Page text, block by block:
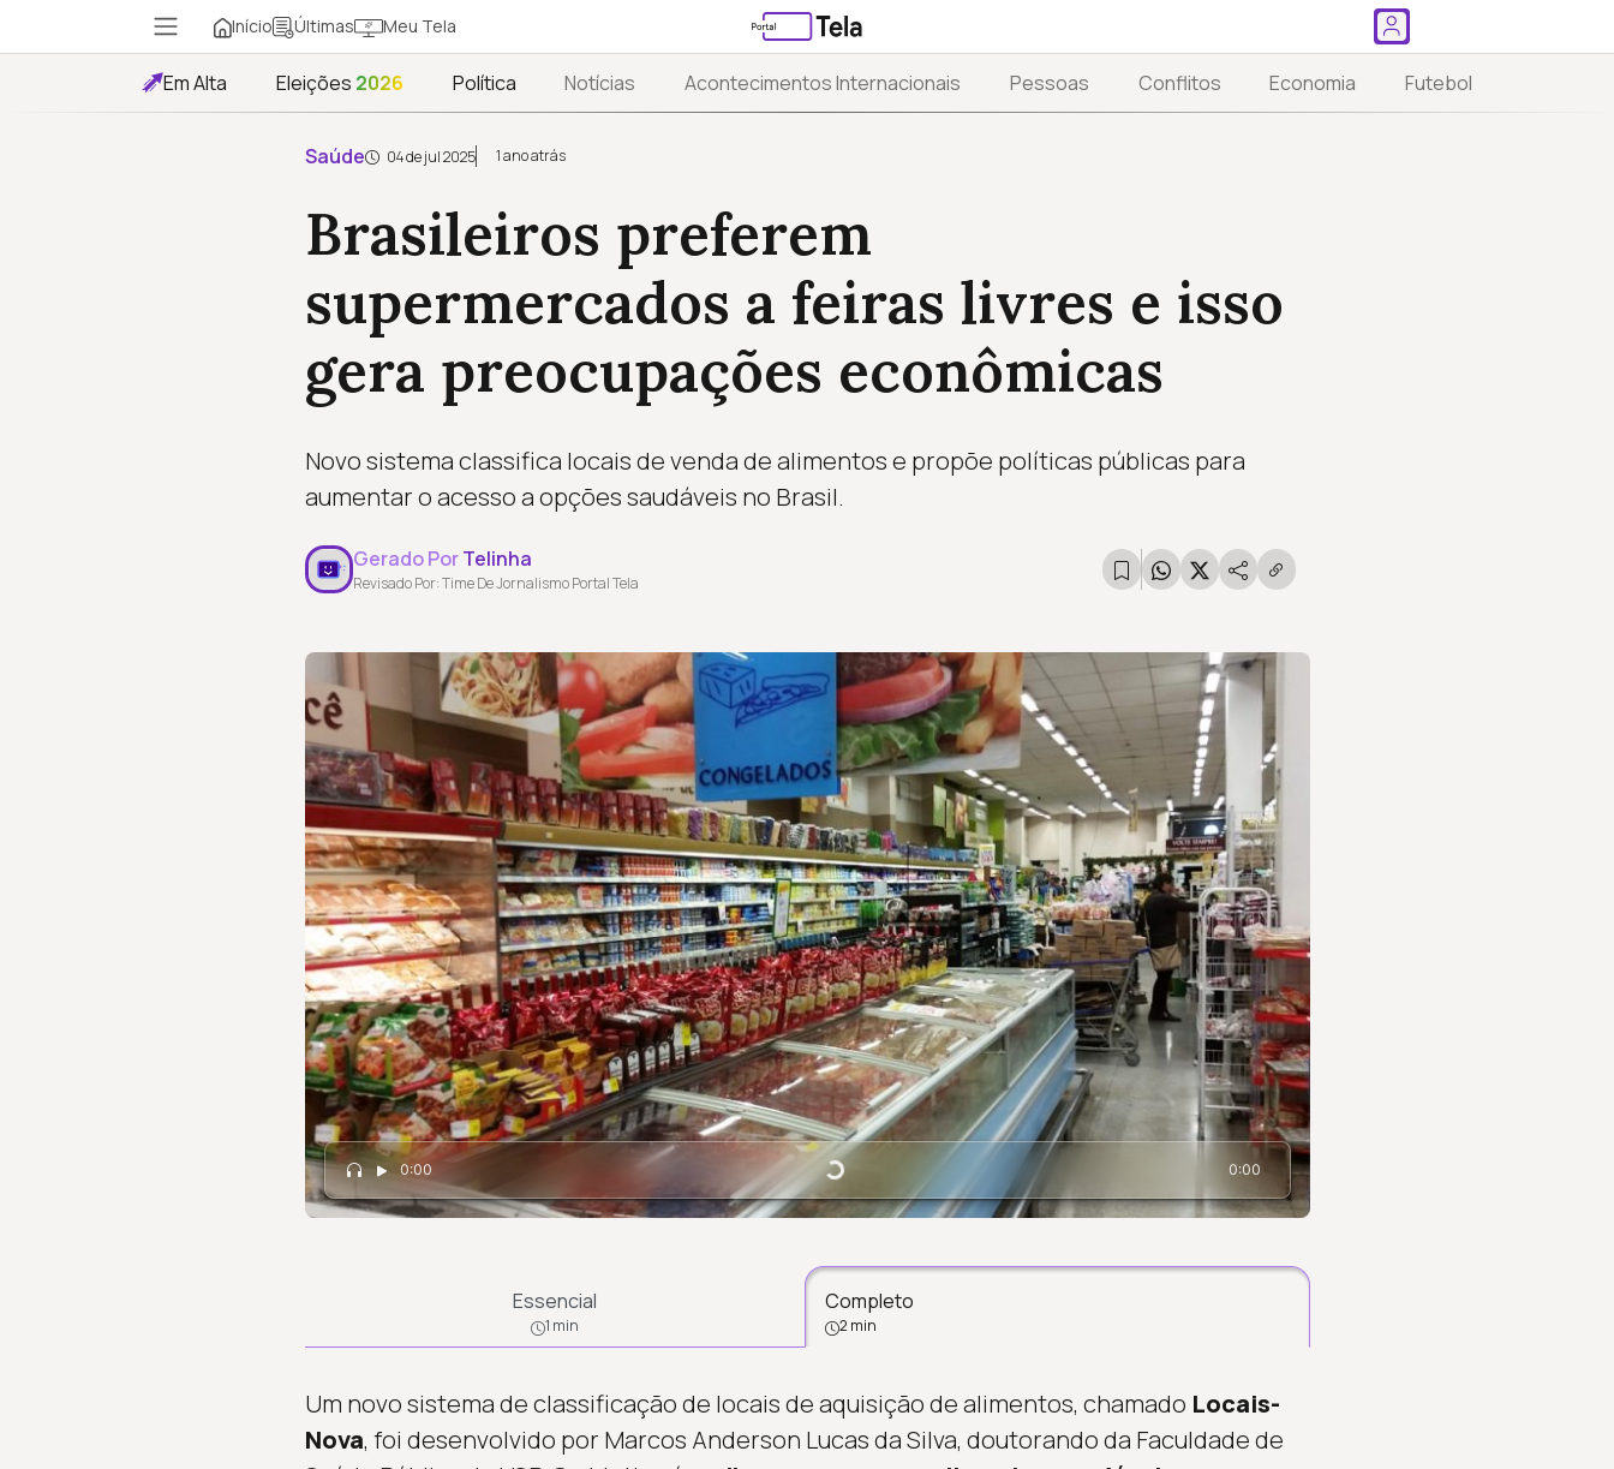
Início Últimas Meu Tela
Em Alta Eleições 2026 Política Notícias Acontecimentos Internacionais Pessoas Conflitos Economia Futebol
Saúde 04 de jul 2025 1 ano atrás
Brasileiros preferem
supermercados a feiras livres e isso
gera preocupações econômicas
Novo sistema classifica locais de venda de alimentos e propõe políticas públicas para
aumentar o acesso a opções saudáveis no Brasil.
Gerado PorTelinha
Revisado Por: Time De Jornalismo Portal Tela
0:00 Carregando... 0:00
Essencial
1 min
Completo
2 min
Um novo sistema de classificação de locais de aquisição de alimentos, chamado Locais-
Nova, foi desenvolvido por Marcos Anderson Lucas da Silva, doutorando da Faculdade de